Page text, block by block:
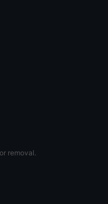
removal.